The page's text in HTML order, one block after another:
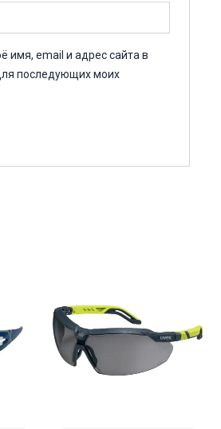
имя, email и адрес сайта в
последующих моих